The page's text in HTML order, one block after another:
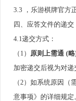
3.3 ，乐游棋牌官方
四、应答文件的递交
4.1递交方式：
（1） 原则上需通 (略
加密递交后视为对
（2）如系统原因
意事项》的详细规